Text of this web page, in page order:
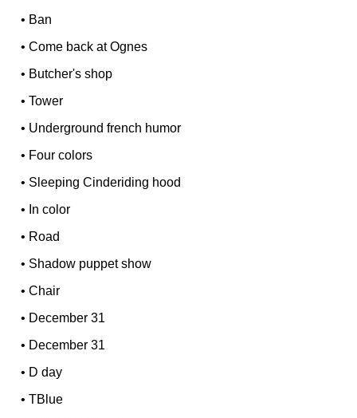
• Ban
•Come back at Ognes
• Butcher's shop
•Tower
• Underground french humor
• Four colors
• Sleeping Cinderiding hood
• In color
• Road
• Shadow puppet show
•Chair
• December 31
• December 31
• D day
•TBlue